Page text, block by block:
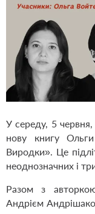
У середу, 5
нову книгу
Виродки». Це
неоднозначних і
Разом з
Андрієм